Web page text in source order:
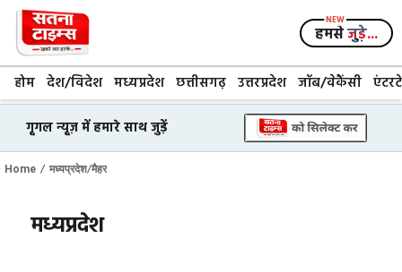
Skip
content
हमसेजुड़े...
होम देश/विदेश मध्यप्रदेश छत्तीसगढ़ उत्तरप्रदेश जॉब/वेकैंसी
गूगल न्यूज़ में हमारे साथ जुड़ें
Home / मध्यप्रदेश/मैहर
मध्यप्रदेश